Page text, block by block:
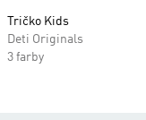
Tričko Kids
Deti Originals
3 farby